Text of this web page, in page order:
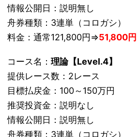
情報公開日：説明無し
舟券種類：3連単（コロガシ）
料金：通常121,800円⇒51,800円
コース名： 理論【Level.4】
提供レース数：2レース
目標払戻金：100～150万円
推奨投資金：説明なし
情報公開日：説明無し
舟券種類：3連単（コロガシ）